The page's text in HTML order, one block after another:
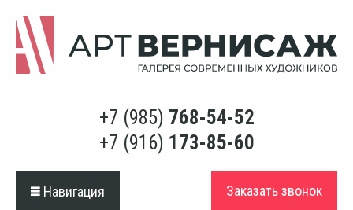
+7 (985) 768-54-52
+7 (916) 173-85-60
Навигация Заказать звонок